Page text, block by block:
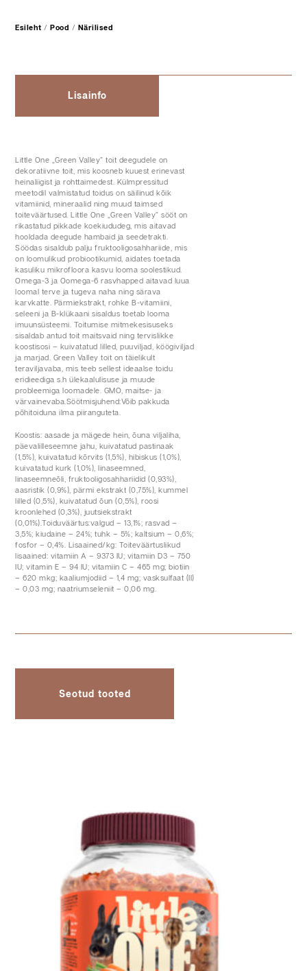
Esileht / Pood / Närilised
Lisainfo
Little One „Green Valley” toit deegudele on
dekoratiivne toit, mis koosneb kuuest erinevast
heinaliigist ja rohttaimedest. Külmpressitud
meetodil valmistatud toidus on säilinud kõik
vitamiinid, mineraalid ning muud taimsed
toiteväärtused. Little One „Green Valley” sööt on
rikastatud pikkade koekiududeg, mis aitavad
hooldada deegude hambaid ja seedetrakti.
Söödas sisaldub palju fruktooligosahhariide, mis
on loomulikud probiootikumid, aidates toetada
kasuliku mikrofloora kasvu looma soolestikud.
Omega-3 ja Oomega-6 rasvhapped aitavad luua
loomal terve ja tugeva naha ning särava
karvkatte. Pärmiekstrakt, rohke B-vitamiini,
seleeni ja B-klükaani sisaldus toetab looma
imuunsüsteemi. Toitumise mitmekesisuseks
sisaldab antud toit maitsvaid ning tervislikke
koostisosi – kuivatatud lilled, puuviljad, köögiviljad
ja marjad. Green Valley toit on täielikult
teraviljavaba, mis teeb sellest ideaalse toidu
eridieediga s.h ülekaalulisuse ja muude
probleemiga loomadele. GMO, maitse- ja
värvainevaba.Söötmisjuhend:Võib pakkuda
põhitoiduna ilma piiranguteta.
Koostis: aasade ja mägede hein, õuna viljaliha,
päevalilleseemne jahu, kuivatatud pastinaak
(1,5%), kuivatatud kõrvits (1,5%), hibiskus (1,0%),
kuivatatud kurk (1,0%), linaseemned,
linaseemneõli, fruktooligosahhariidid (0,93%),
aasristik (0,9%), pärmi ekstrakt (0,75%), kummel
lilled (0,5%), kuivatatud õun (0,5%), roosi
kroonlehed (0,3%), juutsiekstrakt
(0,01%).Toiduväärtus:valgud – 13,1%; rasvad –
3,5%; kiudaine – 24%; tuhk – 5%; kaltsium – 0,6%;
fosfor – 0,4%. Lisaained/kg: Toiteväärtuslikud
lisaained: vitamiin A – 9373 IU; vitamiin D3 – 750
IU; vitamin E – 94 IU; vitamiin C – 465 mg; biotiin
– 620 mkg; kaaliumjodiid – 1,4 mg; vasksulfaat (II)
– 0,03 mg; naatriumseleniit – 0,06 mg.
Seotud tooted